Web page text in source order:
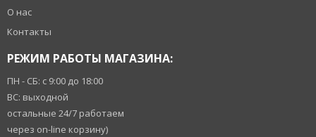
О нас
Контакты
РЕЖИМ РАБОТЫ МАГАЗИНА:
ПН - СБ: с 9:00 до 18:00
ВС: выходной
остальные 24/7 работаем
через on-line корзину)